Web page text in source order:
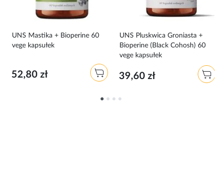
UNS Mastika + Bioperine 60
vege kapsułek
52,80 zł
UNS Pluskwica Groniasta +
Bioperine (Black Cohosh) 60
vege kapsułek
39,60 zł